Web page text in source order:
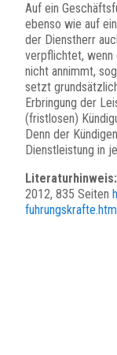
Auf ein
ebenso wie auf
der Dienstherr
verpflichtet, wenn
nicht annimmt,
setzt
Erbringung der
(fristlosen)
Denn der
Dienstleistung in
Literaturhinweis:
2012, 835 Seiten